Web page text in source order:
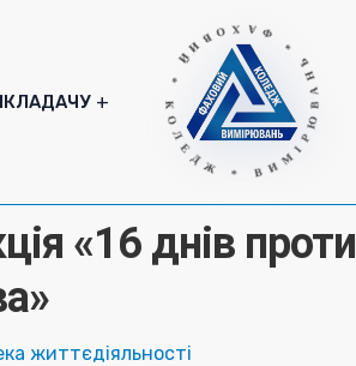
* ФАХОВИЙ * КОЛЕДЖ * ВИМІРЮВАНЬ
«16 днів проти
життєдіяльності